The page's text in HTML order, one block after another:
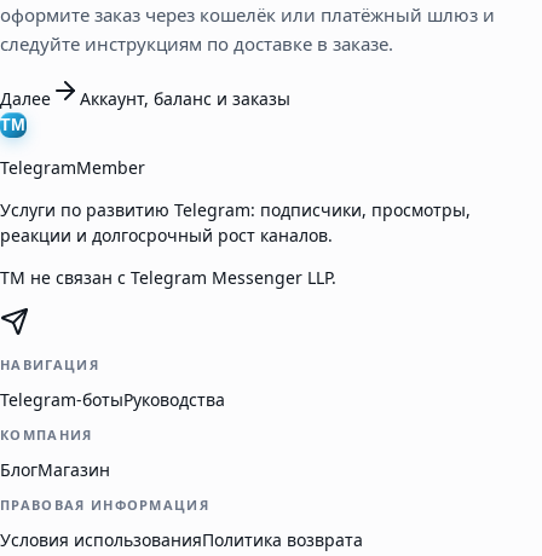
оформите заказ через кошелёк или платёжный шлюз и
следуйте инструкциям по доставке в заказе.
Далее Аккаунт, баланс и заказы
TM
TelegramMember
Услуги по развитию Telegram: подписчики, просмотры,
реакции и долгосрочный рост каналов.
TM не связан с Telegram Messenger LLP.
НАВИГАЦИЯ
Telegram-ботыРуководства
КОМПАНИЯ
БлогМагазин
ПРАВОВАЯ ИНФОРМАЦИЯ
Условия использованияПолитика возврата